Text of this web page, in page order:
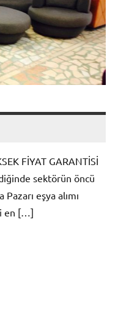
FİYAT GARANTİSİ
sektörün öncü
eşya alımı
en […]